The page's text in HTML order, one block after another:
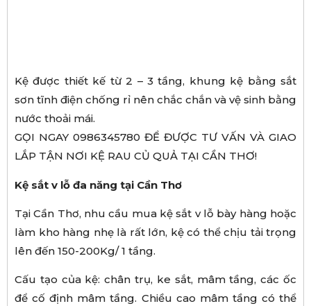
Kệ được thiết kế từ 2 – 3 tầng, khung kệ bằng sắt
sơn tĩnh điện chống rỉ nên chắc chắn và vệ sinh bằng
nước thoải mái.
GỌI NGAY 0986345780 ĐỂ ĐƯỢC TƯ VẤN VÀ GIAO
LẮP TẬN NƠI KỆ RAU CỦ QUẢ TẠI CẦN THƠ!
Kệ sắt v lỗ đa năng tại Cần Thơ
Tại Cần Thơ, nhu cầu mua kệ sắt v lỗ bày hàng hoặc
làm kho hàng nhẹ là rất lớn, kệ có thể chịu tải trọng
lên đến 150-200Kg/ 1 tầng.
Cấu tạo của kệ: chân trụ, ke sắt, mâm tầng, các ốc
để cố định mâm tầng. Chiều cao mâm tầng có thể